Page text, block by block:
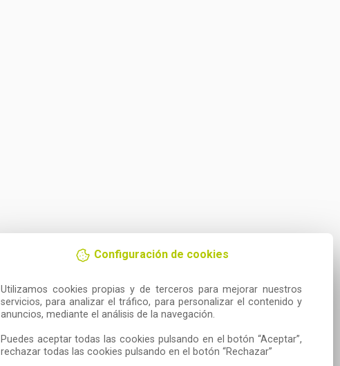
Configuración de cookies
Utilizamos cookies propias y de terceros para mejorar nuestros
servicios, para analizar el tráfico, para personalizar el contenido y
anuncios, mediante el análisis de la navegación.
Puedes aceptar todas las cookies pulsando en el botón “Aceptar”,
rechazar todas las cookies pulsando en el botón “Rechazar”